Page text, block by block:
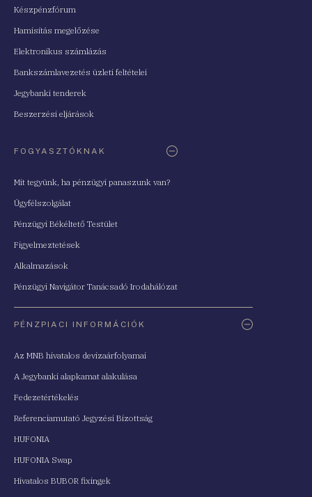
Készpénzfórum
Hamisítás megelőzése
Elektronikus számlázás
Bankszámlavezetés üzleti feltételei
Jegybanki tenderek
Beszerzési eljárások
FOGYASZTÓKNAK
Mit tegyünk, ha pénzügyi panaszunk van?
Ügyfélszolgálat
Pénzügyi Békéltető Testület
Figyelmeztetések
Alkalmazások
Pénzügyi Navigátor Tanácsadó Irodahálózat
PÉNZPIACI INFORMÁCIÓK
Az MNB hivatalos devizaárfolyamai
A Jegybanki alapkamat alakulása
Fedezetértékelés
Referenciamutató Jegyzési Bizottság
HUFONIA
HUFONIA Swap
Hivatalos BUBOR fixingek